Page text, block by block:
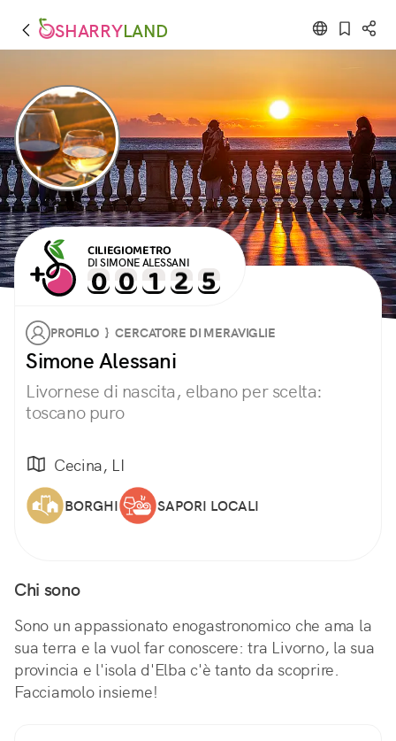
SHARRYLAND
CILIEGIOMETRO
DI SIMONE ALESSANI
PROFILO } CERCATORE DI MERAVIGLIE
Simone Alessani
Livornese di nascita, elbano per scelta:
toscano puro
Cecina, LI
BORGHI SAPORI LOCALI
Chi sono
Sono un appassionato enogastronomico che ama la
sua terra e la vuol far conoscere: tra Livorno, la sua
provincia e l'isola d'Elba c'è tanto da scoprire.
Facciamolo insieme!